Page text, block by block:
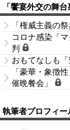
「饗宴外交の舞
「権威主義の
コロナ感染「
判
おもてなしも
「豪華・象徴
催晩餐会」
執筆者プロフィー